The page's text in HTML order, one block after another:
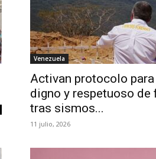
Venezuela
Activan protocolo
digno y respetuoso
tras sismos...
11 julio, 2026